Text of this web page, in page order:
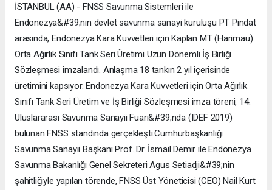
İSTANBUL (AA) - FNSS Savunma Sistemleri ile
Endonezya&#39;nın devlet savunma sanayi kuruluşu PT Pindat
arasında, Endonezya Kara Kuvvetleri için Kaplan MT (Harimau)
Orta Ağırlık Sınıfı Tank Seri Üretimi Uzun Dönemli İş Birliği
Sözleşmesi imzalandı. Anlaşma 18 tankın 2 yıl içerisinde
üretimini kapsıyor. Endonezya Kara Kuvvetleri için Orta Ağırlık
Sınıfı Tank Seri Üretim ve İş Birliği Sözleşmesi imza töreni, 14.
Uluslararası Savunma Sanayii Fuarı&#39;nda (IDEF 2019)
bulunan FNSS standında gerçekleşti.Cumhurbaşkanlığı
Savunma Sanayii Başkanı Prof. Dr. İsmail Demir ile Endonezya
Savunma Bakanlığı Genel Sekreteri Agus Setiadji&#39;nin
şahitliğiyle yapılan törende, FNSS Üst Yöneticisi (CEO) Nail Kurt